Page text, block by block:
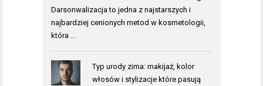
Darsonwalizacja to jedna z najstarszych i
najbardziej cenionych metod w kosmetologii,
która …
Typ urody zima: makijaż, kolor
włosów i stylizacje które pasują